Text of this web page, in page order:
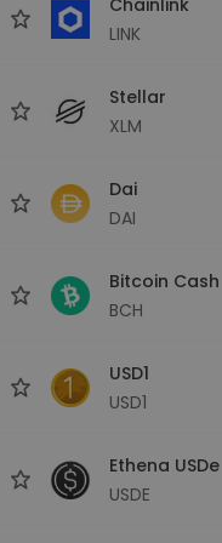
LINK
Stellar
XLM
Dai
DAI
Bitcoin Cash
BCH
USD1
USD1
Ethena USDe
USDE